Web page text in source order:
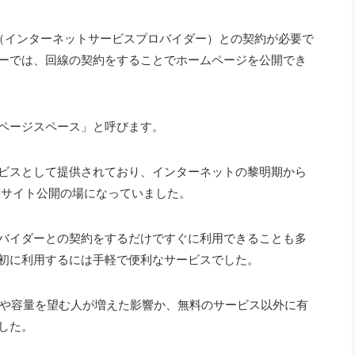
ンターネットサービスプロバイダー）との契約が必要で
では、回線の契約をすることでホームページを公開でき
ジスペース」と呼びます。
スとして提供されており、インターネットの黎明期から
イト公開の場になっていました。
イダーとの契約をするだけですぐに利用できることも多
利用するには手軽で便利なサービスでした。
容量を望む人が増えた影響か、無料のサービス以外に有
。